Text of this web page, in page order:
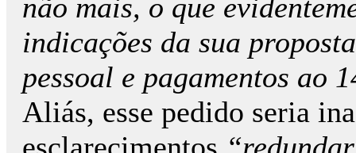
não mais, o que
indicações da sua
pessoal e pagamentos ao
Aliás, esse pedido seria